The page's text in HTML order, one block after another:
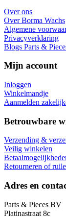
Over ons
Over Borma Wachs
Algemene
Privacyverklaring
Blogs Parts &
Mijn account
Inloggen
Winkelmandje
Aanmelden
Betrouwbare
Verzending &
Veilig winkelen
Retourneren of
Adres en
Parts & Pieces BV
Platinastraat 8c